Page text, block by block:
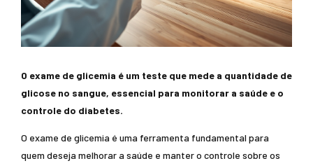
O exame de glicemia é um teste que mede a quantidade de
glicose no sangue, essencial para monitorar a saúde e o
controle do diabetes.
O exame de glicemia é uma ferramenta fundamental para
quem deseja melhorar a saúde e manter o controle sobre os